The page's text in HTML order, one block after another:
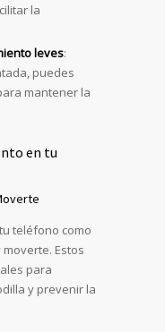
la
leves:
puedes
mantener la
en tu
teléfono como
Estos
para
y prevenir la